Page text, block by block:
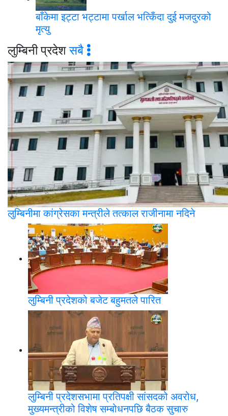
बाँकेमा इट्टा भट्टामा पर्खाल भत्किँदा दुई मजदुरको
मृत्यु
लुम्बिनी प्रदेशसबै
लुम्बिनीमा कांग्रेसका मन्त्रीले तत्काल राजीनामा नदिने
लुम्बिनी प्रदेशको बजेट बहुमतले पारित
लुम्बिनी प्रदेशसभामा प्रतिपक्षी सांसदको अवरोध,
मुख्यमन्त्रीको विशेष सम्बोधनपछि बैठक सुचारु